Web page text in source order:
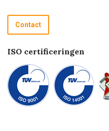
Recycle programma
Betalen
Contact
ISO certificeringen